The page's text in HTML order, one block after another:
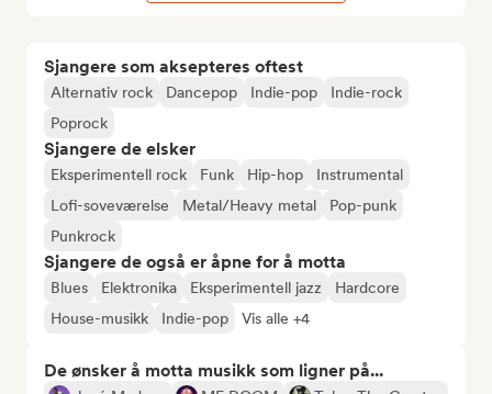
Sjangere som aksepteres oftest
Alternativ rock Dancepop Indie-pop
Indie-rock
Poprock
Sjangere de elsker
Eksperimentell rock Funk Hip-hop
Instrumental
Lofi-soveværelse
Metal/Heavy metal
Pop-punk
Punkrock
Sjangere de også er åpne for å motta
Blues Elektronika Eksperimentell jazz
Hardcore
House-musikk
Indie-pop Vis alle +4
De ønsker å motta musikk som ligner på...